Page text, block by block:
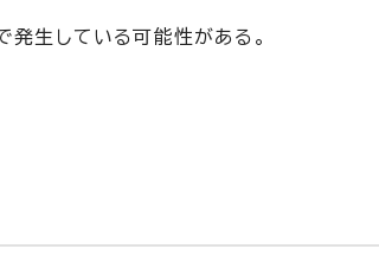
生している可能性がある。